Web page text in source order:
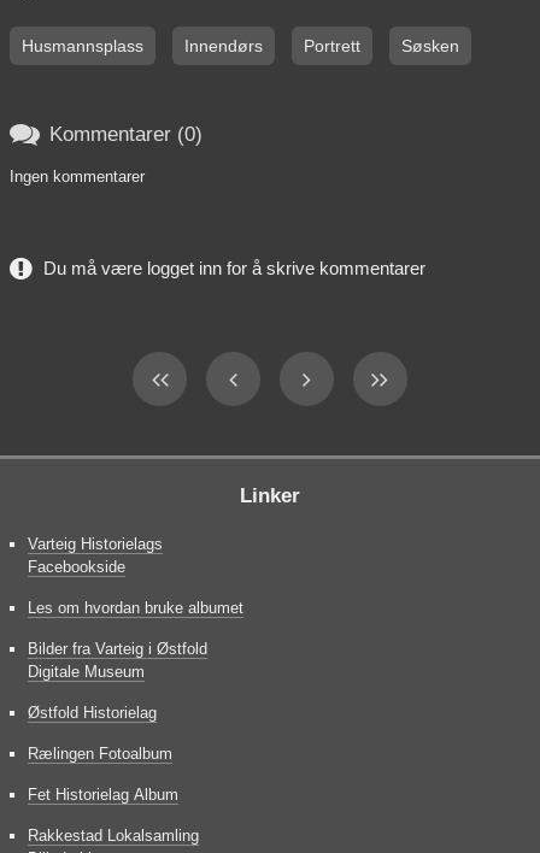
Husmannsplass Innendørs Portrett Søsken
 Kommentarer (0)
Ingen kommentarer
Du må være logget inn for å skrive kommentarer
Linker
Varteig Historielags
Facebookside
Les om hvordan bruke albumet
Bilder fra Varteig i Østfold
Digitale Museum
Østfold Historielag
Rælingen Fotoalbum
Fet Historielag Album
Rakkestad Lokalsamling